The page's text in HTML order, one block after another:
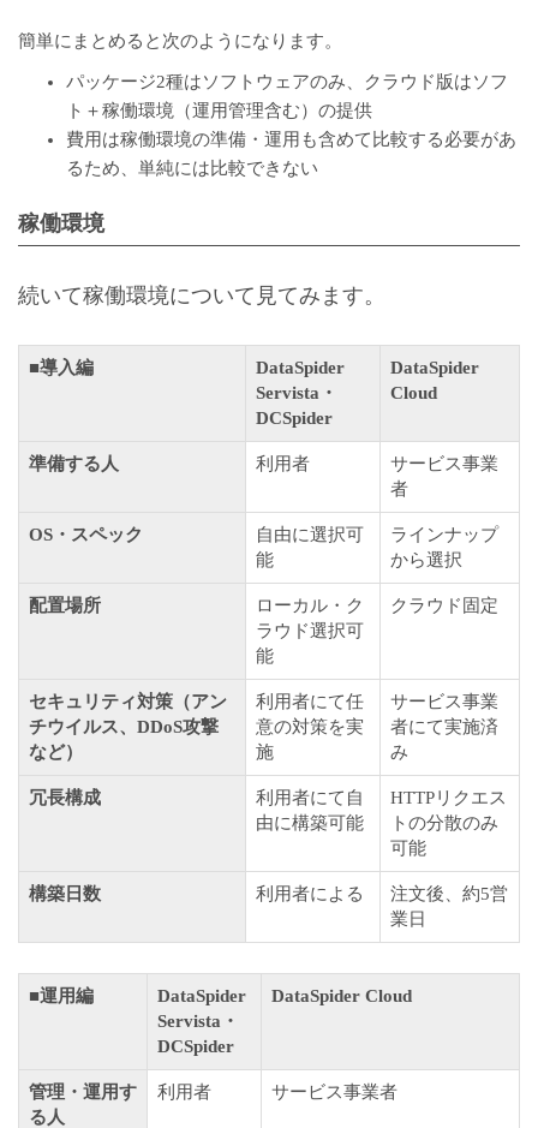
簡単にまとめると次のようになります。
パッケージ2種はソフトウェアのみ、クラウド版はソフ
ト＋稼働環境（運用管理含む）の提供
費用は稼働環境の準備・運用も含めて比較する必要があ
るため、単純には比較できない
稼働環境
続いて稼働環境について見てみます。
■導入編
DataSpider
Servista・
DCSpider
DataSpider
Cloud
準備する人 利用者
サービス事業
者
OS・スペック
自由に選択可
能
ラインナップ
から選択
配置場所
ローカル・ク
ラウド選択可
能
クラウド固定
セキュリティ対策（アン
チウイルス、DDoS攻撃
など）
利用者にて任
意の対策を実
施
サービス事業
者にて実施済
み
冗長構成
利用者にて自
由に構築可能
HTTPリクエス
トの分散のみ
可能
構築日数 利用者による
注文後、約5営
業日
■運用編
DataSpider
Servista・
DCSpider
DataSpider Cloud
管理・運用す
る人
利用者 サービス事業者